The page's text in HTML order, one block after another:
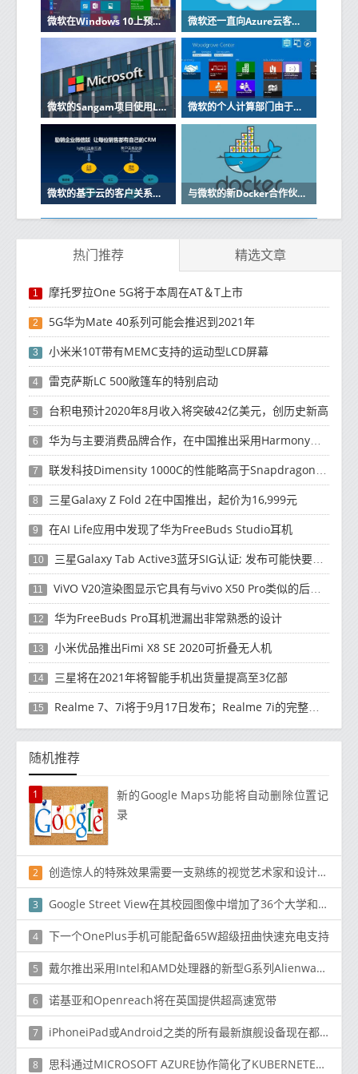
微软在Windows 10上预览节省空间的OneDrive功能 微软还一直向Azure云客户提供在GPU加速的虚拟机上运行其应用程序的选项
微软的Sangam项目使用LinkedIn缩小技能差距 微软的个人计算部门由于该公司电话业务下滑而遭受挫折
微软的基于云的客户关系管理软件Dynamics CRM Online将紧随其后 与微软的新Docker合作伙伴关系是对工作的扩展该工作于今年初开始
热门推荐 精选文章
1 摩托罗拉One 5G将于本周在AT＆T上市
2 5G华为Mate 40系列可能会推迟到2021年
3 小米米10T带有MEMC支持的运动型LCD屏幕
4 雷克萨斯LC 500敞篷车的特别启动
5 台积电预计2020年8月收入将突破42亿美元，创历史新高
6 华为与主要消费品牌合作，在中国推出采用HarmonyOS 2.0的智能家居产品
7 联发科技Dimensity 1000C的性能略高于Snapdragon 765G
8 三星Galaxy Z Fold 2在中国推出，起价为16,999元
9 在AI Life应用中发现了华为FreeBuds Studio耳机
10 三星Galaxy Tab Active3蓝牙SIG认证; 发布可能快要结束了
11 ViVO V20渲染图显示它具有与vivo X50 Pro类似的后部设计
12 华为FreeBuds Pro耳机泄漏出非常熟悉的设计
13 小米优品推出Fimi X8 SE 2020可折叠无人机
14 三星将在2021年将智能手机出货量提高至3亿部
15 Realme 7、7i将于9月17日发布；Realme 7i的完整规格并导致泄漏
随机推荐
1
新的Google Maps功能将自动删除位置记
录
2 创造惊人的特殊效果需要一支熟练的视觉艺术家和设计师团队
3 Google Street View在其校园图像中增加了36个大学和大学校园
4 下一个OnePlus手机可能配备65W超级扭曲快速充电支持
5 戴尔推出采用Intel和AMD处理器的新型G系列Alienware游戏笔记本电脑
6 诺基亚和Openreach将在英国提供超高速宽带
7 iPhoneiPad或Android之类的所有最新旗舰设备现在都没有外部存储器扩展插槽
8 思科通过MICROSOFT AZURE协作简化了KUBERNETES容器部署